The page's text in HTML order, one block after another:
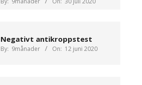
Negativt antikroppstest
By: 9månader On: 12 juni 2020